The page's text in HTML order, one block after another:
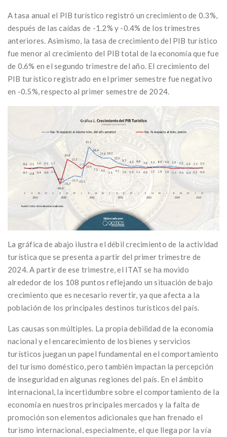
A tasa anual el PIB turístico registró un crecimiento de 0.3%,
después de las caídas de -1.2% y -0.4% de los trimestres
anteriores. Asimismo, la tasa de crecimiento del PIB turístico
fue menor al crecimiento del PIB total de la economía que fue
de 0.6% en el segundo trimestre del año. El crecimiento del
PIB turístico registrado en el primer semestre fue negativo
en -0.5%, respecto al primer semestre de 2024.
La gráfica de abajo ilustra el débil crecimiento de la actividad
turística que se presenta a partir del primer trimestre de
2024. A partir de ese trimestre, el ITAT se ha movido
alrededor de los 108 puntos reflejando un situación de bajo
crecimiento que es necesario revertir, ya que afecta a la
población de los principales destinos turísticos del país.
Las causas son múltiples. La propia debilidad de la economía
nacional y el encarecimiento de los bienes y servicios
turísticos juegan un papel fundamental en el comportamiento
del turismo doméstico, pero también impactan la percepción
de inseguridad en algunas regiones del país. En el ámbito
internacional, la incertidumbre sobre el comportamiento de la
economía en nuestros principales mercados y la falta de
promoción son elementos adicionales que han frenado el
turismo internacional, especialmente, el que llega por la vía